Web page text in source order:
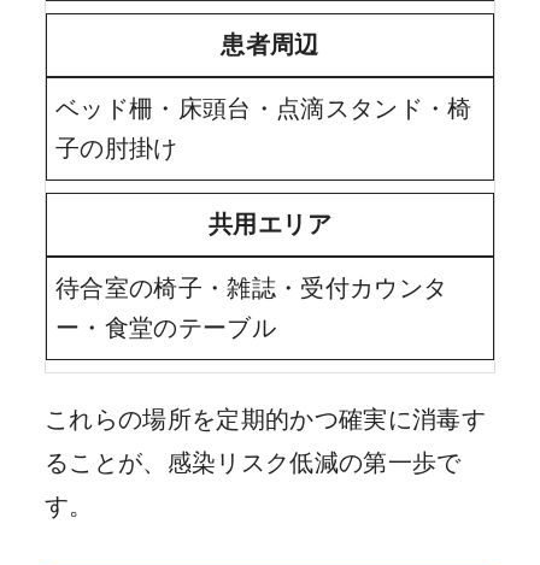
患者周辺
ベッド柵・床頭台・点滴スタンド・椅
子の肘掛け
共用エリア
待合室の椅子・雑誌・受付カウンタ
ー・食堂のテーブル
これらの場所を定期的かつ確実に消毒す
ることが、感染リスク低減の第一歩で
す。